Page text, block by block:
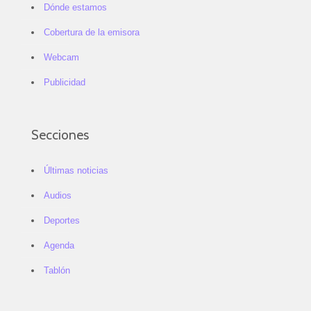
Dónde estamos
Cobertura de la emisora
Webcam
Publicidad
Secciones
Últimas noticias
Audios
Deportes
Agenda
Tablón